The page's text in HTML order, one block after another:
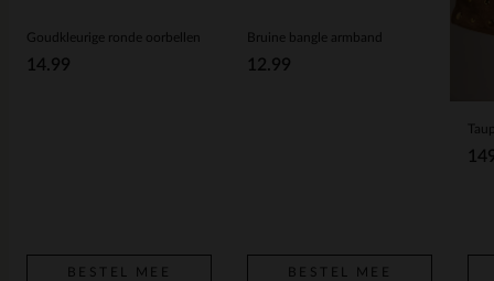
Goudkleurige ronde oorbellen
14.99
BESTEL MEE
Bruine bangle armband
12.99
BESTEL MEE